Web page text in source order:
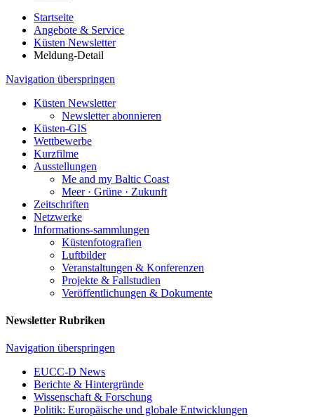
Startseite
Angebote & Service
Küsten Newsletter
Meldung-Detail
Navigation überspringen
Küsten Newsletter
Newsletter abonnieren
Küsten-GIS
Wettbewerbe
Kurzfilme
Ausstellungen
Me and my Baltic Coast
Meer · Grüne · Zukunft
Zeitschriften
Netzwerke
Informations-sammlungen
Küstenfotografien
Luftbilder
Veranstaltungen & Konferenzen
Projekte & Fallstudien
Veröffentlichungen & Dokumente
Newsletter Rubriken
Navigation überspringen
EUCC-D News
Berichte & Hintergründe
Wissenschaft & Forschung
Politik: Europäische und globale Entwicklungen